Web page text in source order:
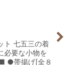
七五三の着
必要な小物を
●帯揚げ[全８